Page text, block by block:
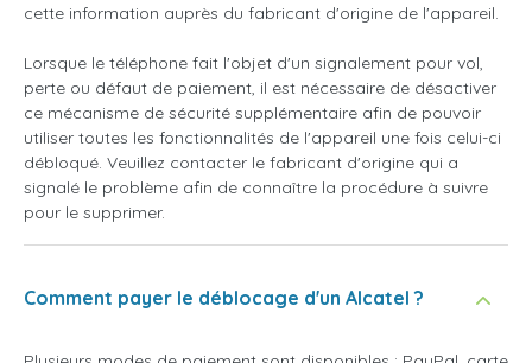
cette information auprès du fabricant d'origine de l'appareil.
Lorsque le téléphone fait l'objet d'un signalement pour vol,
perte ou défaut de paiement, il est nécessaire de désactiver
ce mécanisme de sécurité supplémentaire afin de pouvoir
utiliser toutes les fonctionnalités de l'appareil une fois celui-ci
débloqué. Veuillez contacter le fabricant d'origine qui a
signalé le problème afin de connaître la procédure à suivre
pour le supprimer.
Comment payer le déblocage d'un Alcatel ?